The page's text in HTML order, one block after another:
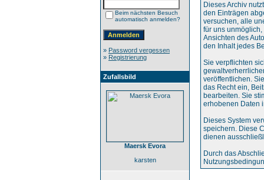
Beim nächsten Besuch
automatisch anmelden?
» Password vergessen
» Registrierung
Zufallsbild
Maersk Evora
karsten
Dieses Archiv
den Einträgen
versuchen, alle
für uns
Ansichten des
den Inhalt jedes
Sie verpflichten
veröffentlichen.
das Recht ein,
bearbeiten. Sie
erhobenen Daten
Dieses System
speichern. Diese
dienen
Durch das